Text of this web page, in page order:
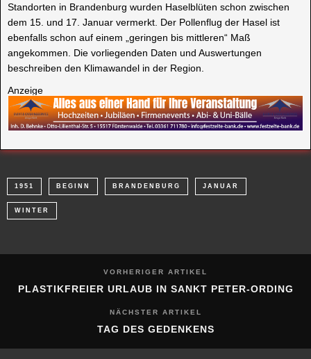
Standorten in Brandenburg wurden Haselblüten schon zwischen
dem 15. und 17. Januar vermerkt. Der Pollenflug der Hasel ist
ebenfalls schon auf einem „geringen bis mittleren“ Maß
angekommen. Die vorliegenden Daten und Auswertungen
beschreiben den Klimawandel in der Region.
Anzeige
1951 BEGINN BRANDENBURG JANUAR
NÄCHSTER ARTIKEL
TAG DES GEDENKENS
ÄHNLICHE BEITRÄGE